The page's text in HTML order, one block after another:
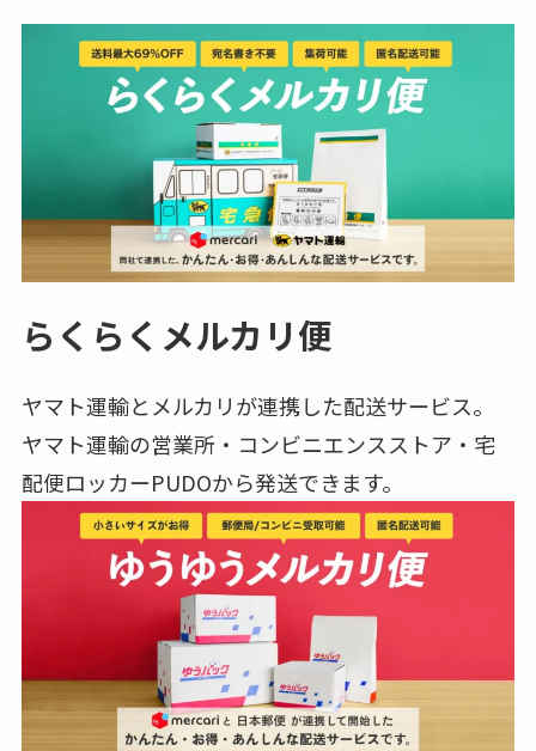
らくらくメルカリ便
ヤマト運輸とメルカリが連携した配送サービス。
ヤマト運輸の営業所・コンビニエンスストア・宅
配便ロッカーPUDOから発送できます。